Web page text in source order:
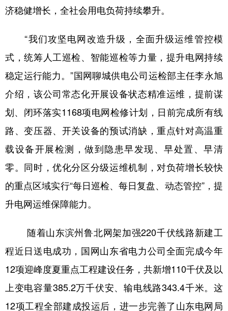
济稳健增长，全社会用电负荷持续攀升。
“我们攻坚电网改造升级，全面升级运维管控模
式，统筹人工巡检、智能巡检等力量，提升电网持续
稳定运行能力。”国网聊城供电公司运检部主任李永旭
介绍，该公司常态化开展设备状态精准运维，提前谋
划、闭环落实1168项电网检修计划，日前完成所有线
路、变压器、开关设备的预试消缺，重点针对高温重
载设备开展检测，做到隐患早发现、早处置、早清
零。同时，优化分区分级运维机制，对负荷增长较快
的重点区域实行“每日巡检、每日复盘、动态管控”，提
升电网运维保障能力。
随着山东滨州鲁北网架加强220千伏线路新建工
程近日送电成功，国网山东省电力公司全面完成今年
12项迎峰度夏重点工程建设任务，共新增110千伏及以
上变电容量385.2万千伏安、输电线路343.4千米。这
12项工程全部建成投运后，进一步完善了山东电网局